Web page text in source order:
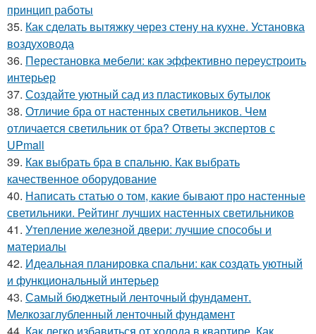
принцип работы
35. Как сделать вытяжку через стену на кухне. Установка
воздуховода
36. Перестановка мебели: как эффективно переустроить
интерьер
37. Создайте уютный сад из пластиковых бутылок
38. Отличие бра от настенных светильников. Чем
отличается светильник от бра? Ответы экспертов с
UPmall
39. Как выбрать бра в спальню. Как выбрать
качественное оборудование
40. Написать статью о том, какие бывают про настенные
светильники. Рейтинг лучших настенных светильников
41. Утепление железной двери: лучшие способы и
материалы
42. Идеальная планировка спальни: как создать уютный
и функциональный интерьер
43. Самый бюджетный ленточный фундамент.
Мелкозаглубленный ленточный фундамент
44. Как легко избавиться от холода в квартире. Как